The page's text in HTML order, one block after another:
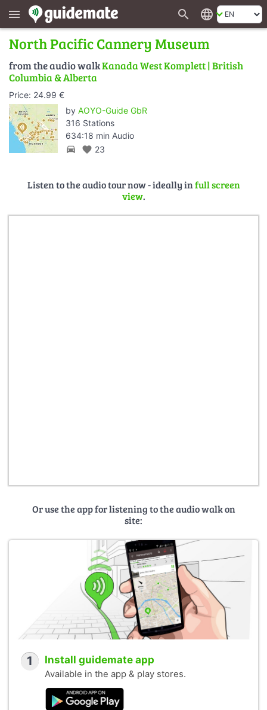
menu search language
North Pacific Cannery Museum
from the audio walkKanada West Komplett | British
Columbia & Alberta
Price: 24.99 €
by AOYO-Guide GbR
316 Stations
634:18 min Audio
directions_car favorite 23
Listen to the audio tour now - ideally infull screen
view.
Or use the app for listening to the audio walk on
site:
1 Install guidemate app
Available in the app & play stores.